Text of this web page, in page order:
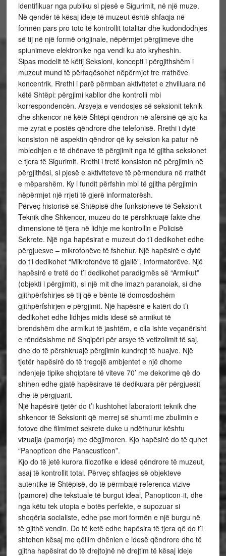
identifikuar nga publiku si pjesë e Sigurimit, në një muze.
Në qendër të kësaj ideje të muzeut është shfaqja në
formën pars pro toto të kontrollit totalitar dhe kudondodhjes
së tij në një formë origjinale, nëpërmjet përgjimeve dhe
spiunimeve elektronike nga vendi ku ato kryheshin.
Sipas modelit të këtij Seksioni, koncepti i përgjithshëm i
muzeut mund të përfaqësohet nëpërmjet tre rrathëve
koncentrik. Rrethi i parë përmban aktivitetet e zhvilluara në
këtë Shtëpi: përgjimi kabllor dhe kontrolli mbi
korrespondencën. Arsyeja e vendosjes së seksionit teknik
dhe shkencor në këtë Shtëpi qëndron në afërsinë që ajo ka
me zyrat e postës qëndrore dhe telefonisë. Rrethi i dytë
konsiston në aspektin qëndror që ky seksion ka patur në
mbledhjen e të dhënave të përgjimit nga të gjitha seksionet
e tjera të Sigurimit. Rrethi i tretë konsiston në përgjimin në
përgjithësi, si pjesë e aktiviteteve të përmendura në rrathët
e mëparshëm. Ky i fundit përfshin mbi të gjitha përgjimin
nëpërmjet një rrjeti të gjerë informatorësh.
Përveç historisë së Shtëpisë dhe funksioneve të Seksionit
Teknik dhe Shkencor, muzeu do të përshkruajë fakte dhe
dimensione të tjera në lidhje me kontrollin e Policisë
Sekrete. Një nga hapësirat e muzeut do t’i dedikohet edhe
përgjuesve – mikrofonëve të fshehur. Një hapësirë e dytë
do t’i dedikohet “Mikrofonëve të gjallë”, informatorëve. Një
hapësirë e tretë do t’i dedikohet paradigmës së “Armikut”
(objekti i përgjimit), si një mit dhe imazh paranoiak, si dhe
gjithpërfshirjes së tij që e bënte të domosdoshëm
gjithpërfshirjen e përgjimit. Një hapësirë e katërt do t’i
dedikohet edhe lidhjes midis idesë së armikut të
brendshëm dhe armikut të jashtëm, e cila ishte veçanërisht
e rëndësishme në Shqipëri për arsye të vetizolimit të saj,
dhe do të përshkruajë përgjimin kundrejt të huajve. Një
tjetër hapësirë do të tregojë ambjentet e një dhome
ndenjeje tipike shqiptare të viteve 70’ me dekorime që do
shihen edhe gjatë hapësirave të dedikuara për përgjuesit
dhe të përgjuarit.
Një hapësirë tjetër do t’i kushtohet laboratorit teknik dhe
shkencor të Seksionit që merrej së shumti me zbulimin e
fotove dhe filmimet sekrete duke u ndëthurur kështu
vizualja (pamorja) me dëgjimoren. Kjo hapësirë do të quhet
“Panopticon dhe Panacusticon”.
Kjo do të jetë kurora filozofike e idesë qëndrore të muzeut,
asaj të kontrollit total. Përveç shfaqjes së objekteve
autentike të Shtëpisë, do të përmbajë referenca vizive
(pamore) dhe tekstuale të burgut ideal, Panopticon-it, dhe
nga këtu tek utopia e botës perfekte, e supozuar si
shoqëria socialiste, edhe pse mori formën e një burgu në
të gjithë vendin. Do të ketë edhe hapësira të tjera që do t’i
shtohen kësaj me qëllim dhënien e idesë qëndrore dhe të
gjitha hapësirat do të drejtojnë në drejtim të kësaj ideje